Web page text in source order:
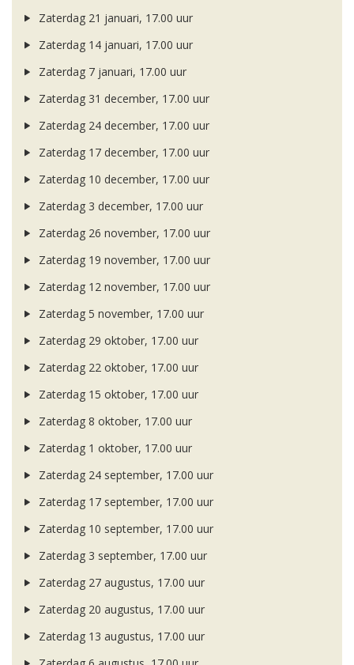
Zaterdag 21 januari, 17.00 uur
Zaterdag 14 januari, 17.00 uur
Zaterdag 7 januari, 17.00 uur
Zaterdag 31 december, 17.00 uur
Zaterdag 24 december, 17.00 uur
Zaterdag 17 december, 17.00 uur
Zaterdag 10 december, 17.00 uur
Zaterdag 3 december, 17.00 uur
Zaterdag 26 november, 17.00 uur
Zaterdag 19 november, 17.00 uur
Zaterdag 12 november, 17.00 uur
Zaterdag 5 november, 17.00 uur
Zaterdag 29 oktober, 17.00 uur
Zaterdag 22 oktober, 17.00 uur
Zaterdag 15 oktober, 17.00 uur
Zaterdag 8 oktober, 17.00 uur
Zaterdag 1 oktober, 17.00 uur
Zaterdag 24 september, 17.00 uur
Zaterdag 17 september, 17.00 uur
Zaterdag 10 september, 17.00 uur
Zaterdag 3 september, 17.00 uur
Zaterdag 27 augustus, 17.00 uur
Zaterdag 20 augustus, 17.00 uur
Zaterdag 13 augustus, 17.00 uur